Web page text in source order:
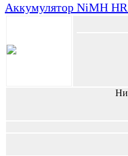
Аккумулятор NiMH